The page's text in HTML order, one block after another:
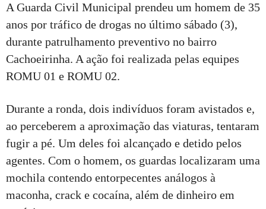
A Guarda Civil Municipal prendeu um homem de 35
anos por tráfico de drogas no último sábado (3),
durante patrulhamento preventivo no bairro
Cachoeirinha. A ação foi realizada pelas equipes
ROMU 01 e ROMU 02.
Durante a ronda, dois indivíduos foram avistados e,
ao perceberem a aproximação das viaturas, tentaram
fugir a pé. Um deles foi alcançado e detido pelos
agentes. Com o homem, os guardas localizaram uma
mochila contendo entorpecentes análogos à
maconha, crack e cocaína, além de dinheiro em